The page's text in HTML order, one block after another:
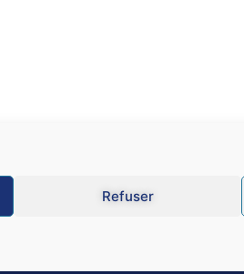
Refuser